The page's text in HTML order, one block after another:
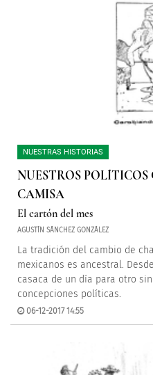
NUESTRAS HISTORIAS
NUESTROS
CAMISA
El cartón del mes
AGUSTÍN SÁNCHEZ GONZÁLEZ
La tradición del cambio de
mexicanos es ancestral.
casaca de un día para otro
concepciones políticas.
06-12-2017 14:55